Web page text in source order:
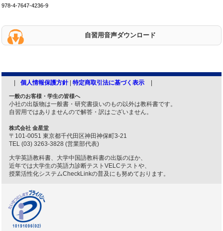
978-4-7647-4236-9
自習用音声ダウンロード
個人情報保護方針| 特定商取引法に基づく表示
一般のお客様・学生の皆様へ
小社の出版物は一般書・研究書扱いのもの以外は教科書です。
自習用ではありませんので解答・訳はございません。
株式会社 金星堂
〒101-0051 東京都千代田区神田神保町3-21
TEL (03) 3263-3828 (営業部代表)
大学英語教科書、大学中国語教科書の出版のほか、
近年では大学生の英語力診断テストVELCテストや、
授業活性化システムCheckLinkの普及にも努めております。